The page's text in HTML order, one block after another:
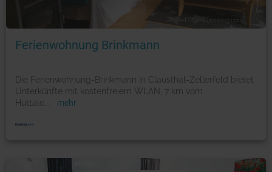
Foto: © booking.com
Ferienwohnung Brinkmann
Die Ferienwohnung-Brinkmann in Clausthal-Zellerfeld bietet
Unterkünfte mit kostenfreiem WLAN, 7 km vom
Huttale
mehr